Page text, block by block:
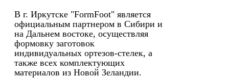
В г. Иркутске "FormFoot" является
официальным партнером в Сибири и
на Дальнем востоке, осуществляя
формовку заготовок
индивидуальных ортезов-стелек, а
также всех комплектующих
материалов из Новой Зеландии.